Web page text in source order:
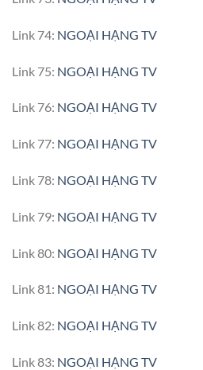
Link 74: NGOẠI HẠNG TV
Link 75: NGOẠI HẠNG TV
Link 76: NGOẠI HẠNG TV
Link 77: NGOẠI HẠNG TV
Link 78: NGOẠI HẠNG TV
Link 79: NGOẠI HẠNG TV
Link 80: NGOẠI HẠNG TV
Link 81: NGOẠI HẠNG TV
Link 82: NGOẠI HẠNG TV
Link 83: NGOẠI HẠNG TV